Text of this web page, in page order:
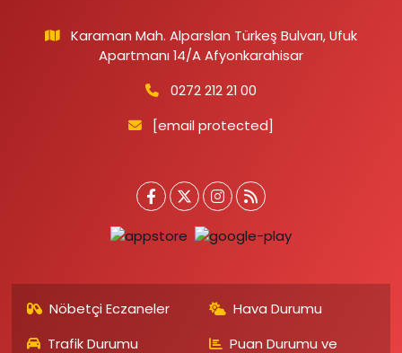
Karaman Mah. Alparslan Türkeş Bulvarı, Ufuk
Apartmanı 14/A Afyonkarahisar
0272 212 21 00
[email protected]
Nöbetçi Eczaneler
Hava Durumu
Trafik Durumu
Puan Durumu ve